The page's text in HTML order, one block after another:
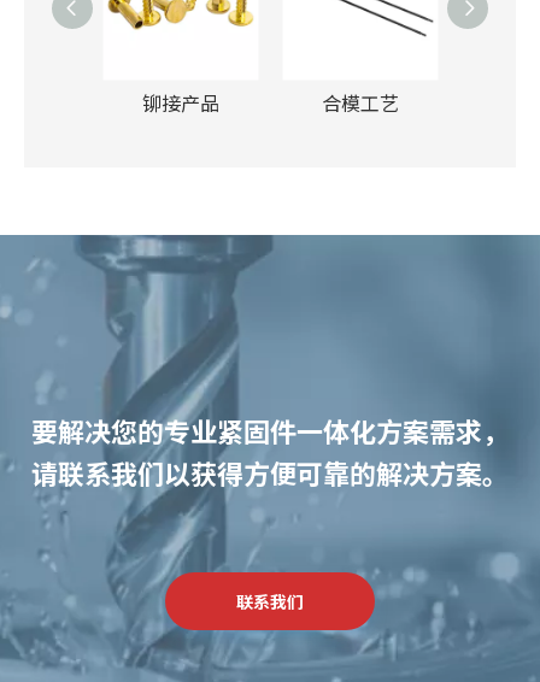
铆接产品 合模工艺
要解决您的专业紧固件一体化方案需求，
请联系我们以获得方便可靠的解决方案。
联系我们